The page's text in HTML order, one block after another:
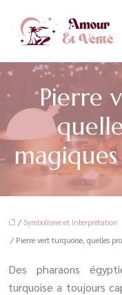
Pierre
/ Symbolisme et Interprétation
/ Pierre vert turquoise, quelles
Des pharaons
turquoise a toujours